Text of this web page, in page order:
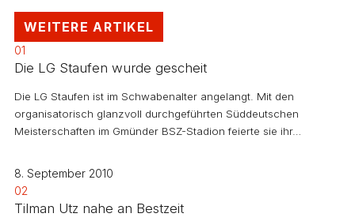
WEITERE ARTIKEL
01
Die LG Staufen wurde gescheit
Die LG Staufen ist im Schwabenalter angelangt. Mit den
organisatorisch glanzvoll durchgeführten Süddeutschen
Meisterschaften im Gmünder BSZ-Stadion feierte sie ihr…
8. September 2010
02
Tilman Utz nahe an Bestzeit